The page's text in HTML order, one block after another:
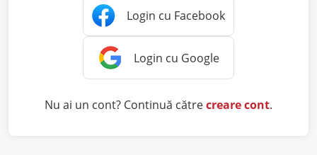
Nu ai un cont? Continuă cătrecreare cont.